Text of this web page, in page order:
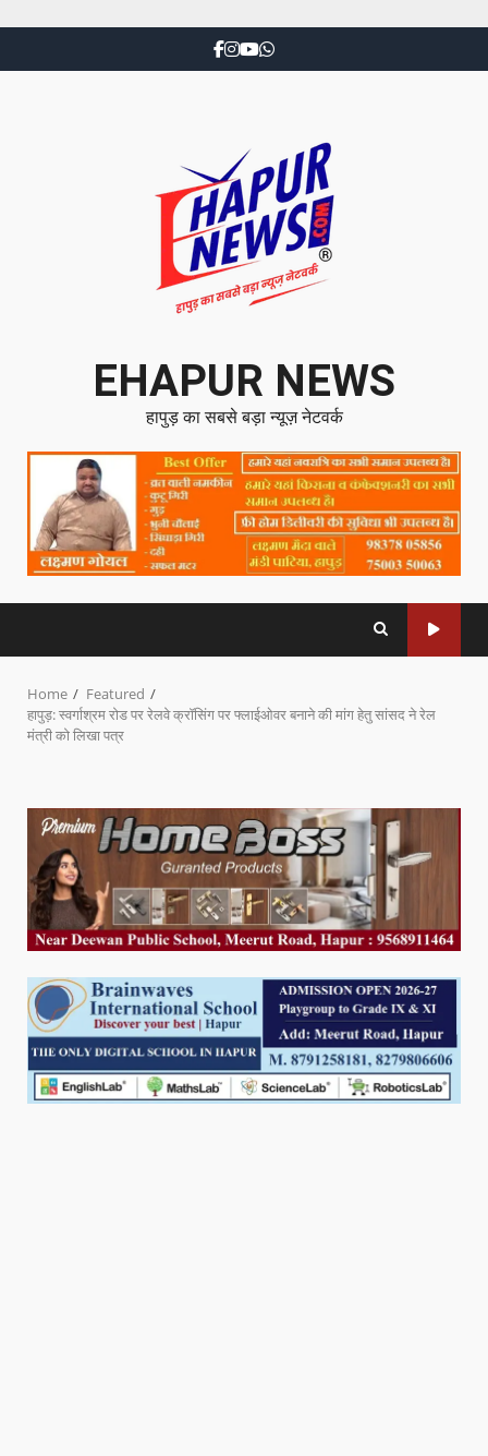
EHAPUR NEWS
हापुड़ का सबसे बड़ा न्यूज़ नेटवर्क
Home
Featured
हापुड़: स्वर्गाश्रम रोड पर रेलवे क्रॉसिंग पर फ्लाईओवर बनाने की मांग हेतु सांसद ने रेल
मंत्री को लिखा पत्र